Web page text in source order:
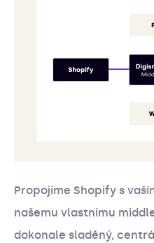
Propojíme Shopify s
našemu vlastnímu
dokonale sladěný,